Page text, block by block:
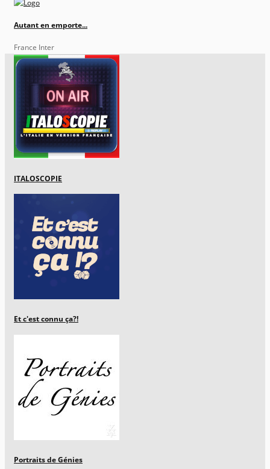
Autant en emporte...
France Inter
ITALOSCOPIE
Et c'est connu ça?!
Portraits de Génies